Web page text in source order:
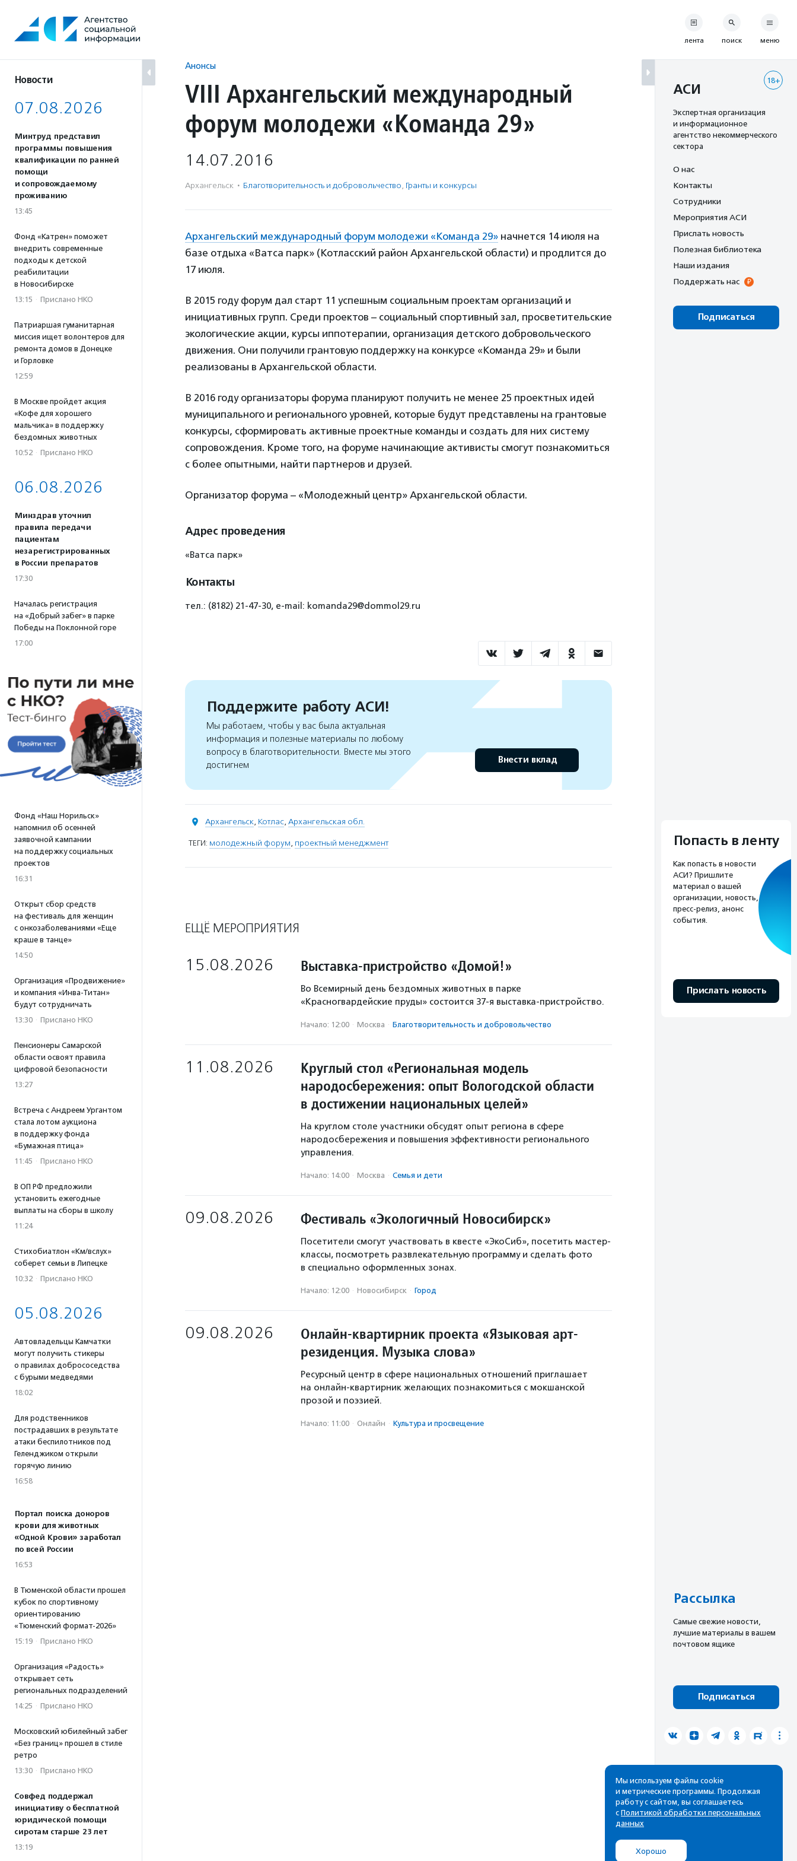
содержанию
Новости
07.08.2026
Минтруд представил
программы повышения
квалификации по ранней
помощи
и сопровождаемому
проживанию
13:45
Фонд «Катрен» поможет
внедрить современные
подходы к детской
реабилитации
в Новосибирске
13:15 · Прислано НКО
Патриаршая гуманитарная
миссия ищет волонтеров для
ремонта домов в Донецке
и Горловке
12:59
В Москве пройдет акция
«Кофе для хорошего
мальчика» в поддержку
бездомных животных
10:52 · Прислано НКО
06.08.2026
Минздрав уточнил
правила передачи
пациентам
незарегистрированных
в России препаратов
17:30
Началась регистрация
на «Добрый забег» в парке
Победы на Поклонной горе
17:00
Фонд «Наш Норильск»
напомнил об осенней
заявочной кампании
на поддержку социальных
проектов
16:31
Открыт сбор средств
на фестиваль для женщин
с онкозаболеваниями «Еще
краше в танце»
14:50
Организация «Продвижение»
и компания «Инва-Титан»
будут сотрудничать
13:30 · Прислано НКО
Пенсионеры Самарской
области освоят правила
цифровой безопасности
13:27
Встреча с Андреем Ургантом
стала лотом аукциона
в поддержку фонда
«Бумажная птица»
11:45 · Прислано НКО
В ОП РФ предложили
установить ежегодные
выплаты на сборы в школу
11:24
Стихобиатлон «Км/вслух»
соберет семьи в Липецке
10:32 · Прислано НКО
05.08.2026
Автовладельцы Камчатки
могут получить стикеры
о правилах добрососедства
с бурыми медведями
18:02
Для родственников
пострадавших в результате
атаки беспилотников под
Геленджиком открыли
горячую линию
16:58
Портал поиска доноров
крови для животных
«Одной Крови» заработал
по всей России
16:53
В Тюменской области прошел
кубок по спортивному
ориентированию
«Тюменский формат-2026»
15:19 · Прислано НКО
Организация «Радость»
открывает сеть
региональных подразделений
14:25 · Прислано НКО
Московский юбилейный забег
«Без границ» прошел в стиле
ретро
13:30 · Прислано НКО
Совфед поддержал
инициативу о бесплатной
юридической помощи
сиротам старше 23 лет
13:19
Анонсы
VIII Архангельский международный
форум молодежи «Команда 29»
14.07.2016
Архангельск · Благотвори­тель­ность и доброволь­чест­во, Гранты и конкурсы
Архангельский международный форум молодежи «Команда 29» начнется 14 июля на
базе отдыха «Ватса парк» (Котласский район Архангельской области) и продлится до
17 июля.
В 2015 году форум дал старт 11 успешным социальным проектам организаций и
инициативных групп. Среди проектов – социальный спортивный зал, просветительские
экологические акции, курсы иппотерапии, организация детского добровольческого
движения. Они получили грантовую поддержку на конкурсе «Команда 29» и были
реализованы в Архангельской области.
В 2016 году организаторы форума планируют получить не менее 25 проектных идей
муниципального и регионального уровней, которые будут представлены на грантовые
конкурсы, сформировать активные проектные команды и создать для них систему
сопровождения. Кроме того, на форуме начинающие активисты смогут познакомиться
с более опытными, найти партнеров и друзей.
Организатор форума – «Молодежный центр» Архангельской области.
Адрес проведения
«Ватса парк»
Контакты
тел.: (8182) 21-47-30, e-mail: komanda29@dommol29.ru
Поддержите работу АСИ!
Мы работаем, чтобы у вас была актуальная
информация и полезные материалы по любому
вопросу в благотворительности. Вместе мы этого
достигнем
Внести вклад
Архангельск, Котлас, Архангельская обл.
ТЕГИ: молодежный форум, проектный менеджмент
ЕЩЁ МЕРОПРИЯТИЯ
15.08.2026 Выставка-пристройство «Домой!»
Во Всемирный день бездомных животных в парке
«Красногвардейские пруды» состоится 37-я выставка-пристройство.
Начало: 12:00 · Москва · Благотвори­тель­ность и доброволь­чест­во
11.08.2026
Круглый стол «Региональная модель
народосбережения: опыт Вологодской области
в достижении национальных целей»
На круглом столе участники обсудят опыт региона в сфере
народосбережения и повышения эффективности регионального
управления.
Начало: 14:00 · Москва · Семья и дети
09.08.2026 Фестиваль «Экологичный Новосибирск»
Посетители смогут участвовать в квесте «ЭкоСиб», посетить мастер-
классы, посмотреть развлекательную программу и сделать фото
в специально оформленных зонах.
Начало: 12:00 · Новосибирск · Город
09.08.2026
Онлайн-квартирник проекта «Языковая арт-
резиденция. Музыка слова»
Ресурсный центр в сфере национальных отношений приглашает
на онлайн-квартирник желающих познакомиться с мокшанской
прозой и поэзией.
Начало: 11:00 · Онлайн · Культура и просвещение
лента поиск меню
18+
АСИ
Экспертная организация
и информационное
агентство некоммерческого
сектора
О нас
Контакты
Сотрудники
Мероприятия АСИ
Прислать новость
Полезная библиотека
Наши издания
Поддержать нас
Подписаться
Попасть в ленту
Как попасть в новости
АСИ? Пришлите
материал о вашей
организации, новость,
пресс-релиз, анонс
события.
Прислать новость
Рассылка
Cамые свежие новости,
лучшие материалы в вашем
почтовом ящике
Подписаться
Мы используем файлы cookie
и метрические программы. Продолжая
работу с сайтом, вы соглашаетесь
с Политикой обработки персональных
данных
Хорошо